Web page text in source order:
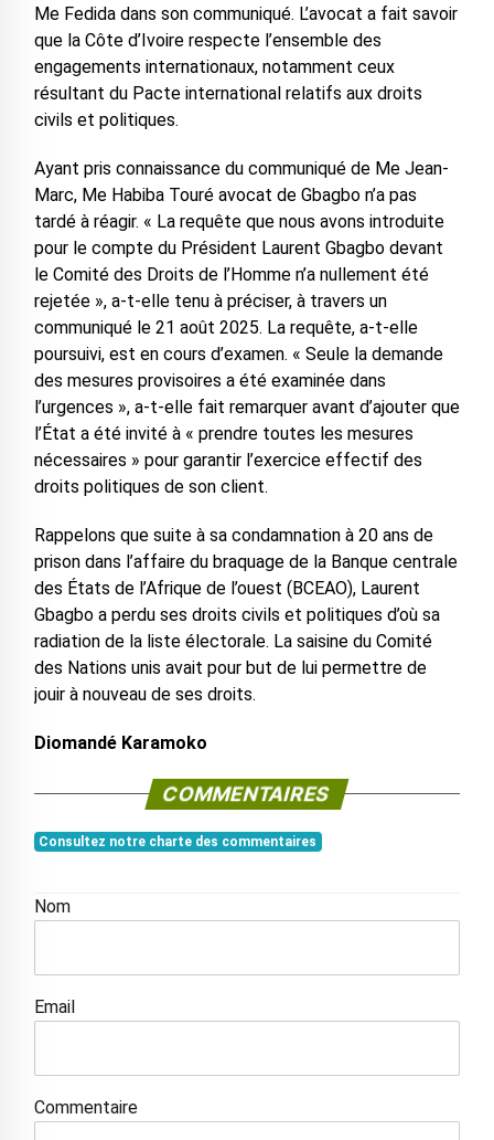
Me Fedida dans son communiqué. L’avocat a fait savoir
que la Côte d’Ivoire respecte l’ensemble des
engagements internationaux, notamment ceux
résultant du Pacte international relatifs aux droits
civils et politiques.
Ayant pris connaissance du communiqué de Me Jean-
Marc, Me Habiba Touré avocat de Gbagbo n’a pas
tardé à réagir. « La requête que nous avons introduite
pour le compte du Président Laurent Gbagbo devant
le Comité des Droits de l’Homme n’a nullement été
rejetée », a-t-elle tenu à préciser, à travers un
communiqué le 21 août 2025. La requête, a-t-elle
poursuivi, est en cours d’examen. « Seule la demande
des mesures provisoires a été examinée dans
l’urgences », a-t-elle fait remarquer avant d’ajouter que
l’État a été invité à « prendre toutes les mesures
nécessaires » pour garantir l’exercice effectif des
droits politiques de son client.
Rappelons que suite à sa condamnation à 20 ans de
prison dans l’affaire du braquage de la Banque centrale
des États de l’Afrique de l’ouest (BCEAO), Laurent
Gbagbo a perdu ses droits civils et politiques d’où sa
radiation de la liste électorale. La saisine du Comité
des Nations unis avait pour but de lui permettre de
jouir à nouveau de ses droits.
Diomandé Karamoko
COMMENTAIRES
Consultez notre charte des commentaires
Nom
Email
Commentaire